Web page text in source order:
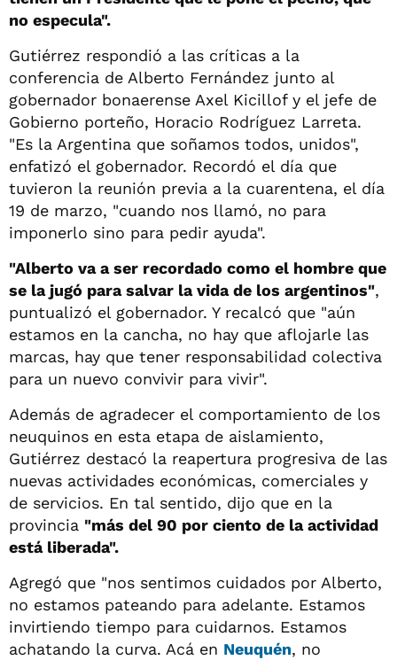
no especula".
Gutiérrez respondió a las críticas a la
conferencia de Alberto Fernández junto al
gobernador bonaerense Axel Kicillof y el jefe de
Gobierno porteño, Horacio Rodríguez Larreta.
"Es la Argentina que soñamos todos, unidos",
enfatizó el gobernador. Recordó el día que
tuvieron la reunión previa a la cuarentena, el día
19 de marzo, "cuando nos llamó, no para
imponerlo sino para pedir ayuda".
"Alberto va a ser recordado como el hombre que
se la jugó para salvar la vida de los argentinos",
puntualizó el gobernador. Y recalcó que "aún
estamos en la cancha, no hay que aflojarle las
marcas, hay que tener responsabilidad colectiva
para un nuevo convivir para vivir".
Además de agradecer el comportamiento de los
neuquinos en esta etapa de aislamiento,
Gutiérrez destacó la reapertura progresiva de las
nuevas actividades económicas, comerciales y
de servicios. En tal sentido, dijo que en la
provincia "más del 90 por ciento de la actividad
está liberada".
Agregó que "nos sentimos cuidados por Alberto,
no estamos pateando para adelante. Estamos
invirtiendo tiempo para cuidarnos. Estamos
achatando la curva. Acá en Neuquén, no